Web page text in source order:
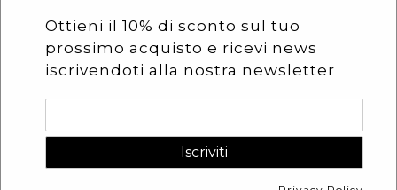
Ottieni il 10% di sconto sul tuo
prossimo acquisto e ricevi news
iscrivendoti alla nostra newsletter